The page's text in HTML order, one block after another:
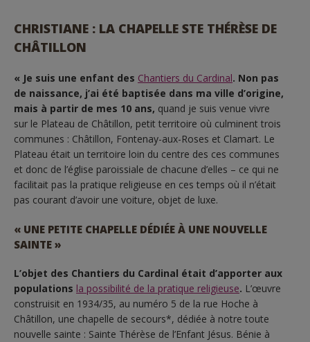
CHRISTIANE : LA CHAPELLE STE THÉRÈSE DE
CHÂTILLON
« Je suis une enfant des Chantiers du Cardinal. Non pas
de naissance, j’ai été baptisée dans ma ville d’origine,
mais à partir de mes 10 ans, quand je suis venue vivre
sur le Plateau de Châtillon, petit territoire où culminent trois
communes : Châtillon, Fontenay-aux-Roses et Clamart. Le
Plateau était un territoire loin du centre des ces communes
et donc de l’église paroissiale de chacune d’elles – ce qui ne
facilitait pas la pratique religieuse en ces temps où il n’était
pas courant d’avoir une voiture, objet de luxe.
« UNE PETITE CHAPELLE DÉDIÉE À UNE NOUVELLE
SAINTE »
L’objet des Chantiers du Cardinal était d’apporter aux
populations la possibilité de la pratique religieuse. L’œuvre
construisit en 1934/35, au numéro 5 de la rue Hoche à
Châtillon, une chapelle de secours*, dédiée à notre toute
nouvelle sainte : Sainte Thérèse de l’Enfant Jésus. Bénie à